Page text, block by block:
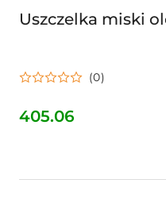
Uszczelka miski
(0)
Cena:
405.06